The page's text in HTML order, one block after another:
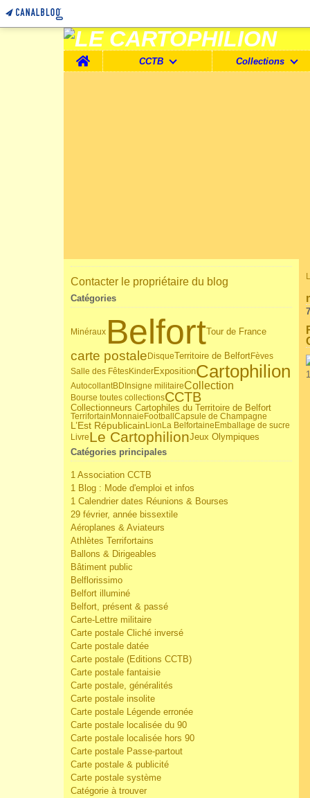
Home
CCTB Collections
Contacter le propriétaire du blog
Catégories
Minéraux BelfortTour de France
carte postaleDisqueTerritoire de BelfortFèves
Salle des FêtesKinderExpositionCartophilion
AutocollantBDInsigne militaireCollection
Bourse toutes collectionsCCTB
Collectionneurs Cartophiles du Territoire de Belfort
Terrifortain Monnaie Football Capsule de Champagne
L’Est Républicain Lion La Belfortaine Emballage de sucre
LivreLe CartophilionJeux Olympiques
Catégories principales
1 Association CCTB
1 Blog : Mode d'emploi et infos
1 Calendrier dates Réunions & Bourses
29 février, année bissextile
Aéroplanes & Aviateurs
Athlètes Terrifortains
Ballons & Dirigeables
Bâtiment public
Belflorissimo
Belfort illuminé
Belfort, présent & passé
Carte-Lettre militaire
Carte postale Cliché inversé
Carte postale datée
Carte postale (Editions CCTB)
Carte postale fantaisie
Carte postale, généralités
Carte postale insolite
Carte postale Légende erronée
Carte postale localisée du 90
Carte postale localisée hors 90
Carte postale Passe-partout
Carte postale & publicité
Carte postale système
Catégorie à trouver